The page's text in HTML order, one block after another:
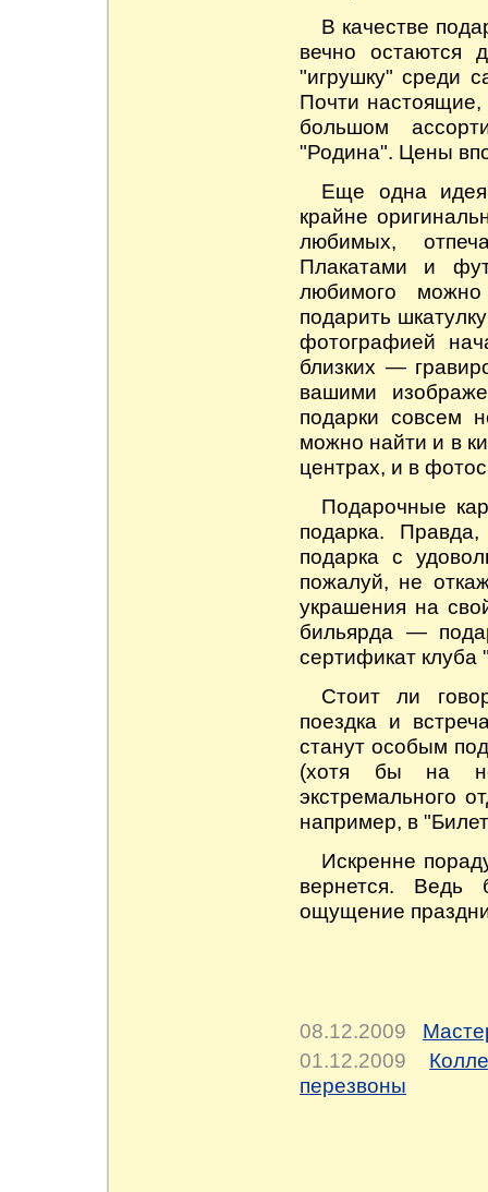
В качестве
вечно остаются
"игрушку" среди
Почти настоящие,
большом
"Родина". Цены
Еще одна
крайне
любимых,
Плакатами и
любимого
подарить
фотографией
близких —
вашими
подарки совсем
можно найти и в
центрах, и в
Подарочные
подарка.
подарка с
пожалуй, не
украшения на
бильярда —
сертификат клуба
Стоит ли
поездка и
станут особым
(хотя бы на
экстремального
например, в
Искренне
вернется. Ведь
ощущение
08.12.2009
01.12.2009
перезвоны